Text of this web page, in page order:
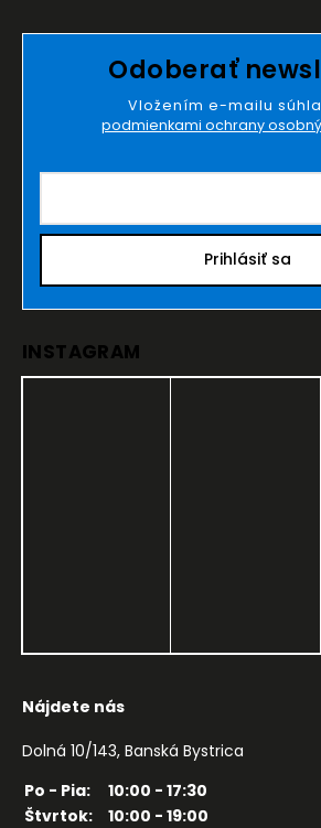
Odoberať
Vložením e-mailu
podmienkami ochrany
Prihlásiť sa
INSTAGRAM
Nájdete nás
Dolná 10/143, Banská Bystrica
Po - Pia:
10:00 - 17:30
Štvrtok:
10:00 - 19:00